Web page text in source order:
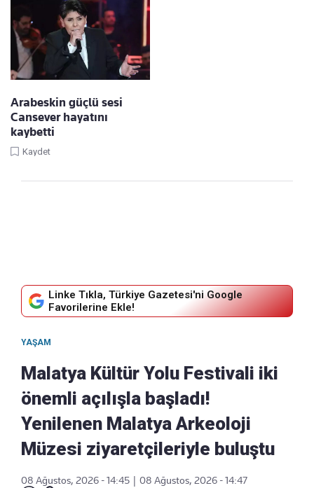
Arabeskin güçlü sesi
Cansever hayatını
kaybetti
Kaydet
Linke Tıkla, Türkiye Gazetesi'ni Google
Favorilerine Ekle!
YAŞAM
Malatya Kültür Yolu Festivali iki
önemli açılışla başladı!
Yenilenen Malatya Arkeoloji
Müzesi ziyaretçileriyle buluştu
08 Ağustos, 2026 - 14:45
08 Ağustos, 2026 - 14:47